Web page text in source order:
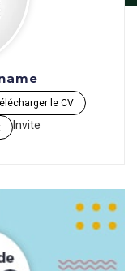
le CV
Invite